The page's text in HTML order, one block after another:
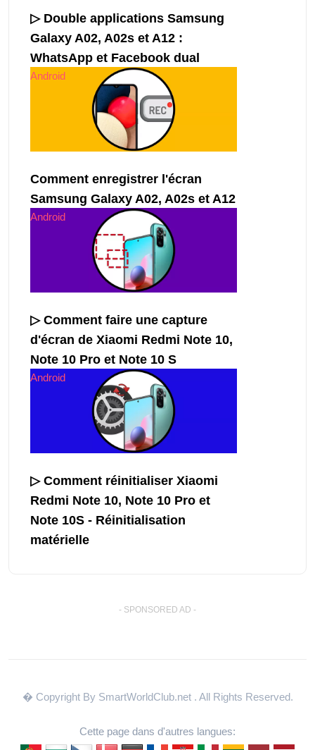
▷ Double applications Samsung
Galaxy A02, A02s et A12 :
WhatsApp et Facebook dual
Android
Comment enregistrer l'écran
Samsung Galaxy A02, A02s et A12
Android
▷ Comment faire une capture
d'écran de Xiaomi Redmi Note 10,
Note 10 Pro et Note 10 S
Android
▷ Comment réinitialiser Xiaomi
Redmi Note 10, Note 10 Pro et
Note 10S - Réinitialisation
matérielle
- SPONSORED AD -
� Copyright By SmartWorldClub.net . All Rights Reserved.
Cette page dans d'autres langues: